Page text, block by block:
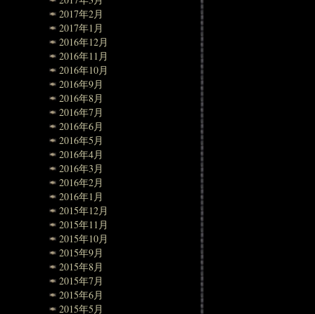
2017年2月
2017年1月
2016年12月
2016年11月
2016年10月
2016年9月
2016年8月
2016年7月
2016年6月
2016年5月
2016年4月
2016年3月
2016年2月
2016年1月
2015年12月
2015年11月
2015年10月
2015年9月
2015年8月
2015年7月
2015年6月
2015年5月